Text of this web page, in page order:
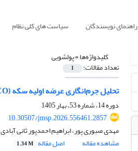
راهنمای نویسندگان سیاست های کلی نظام
کلیدواژه‌ها =پولشویی
تعداد مقالات: 1
تحلیل جرم‌انگاری عرضه اولیه سکه (ICO ) غیرمجاز در پرتو سیاست‌های کلی نظام
دوره 14، شماره 53، بهار 1405
10.30507/jmsp.2026.556461.2857
مهدی صبوری پور، ابراهیم احمدپور ثانی آبادی
مشاهده مقاله
اصل مقاله 1.34 M